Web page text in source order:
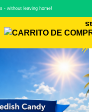
- without leaving home!